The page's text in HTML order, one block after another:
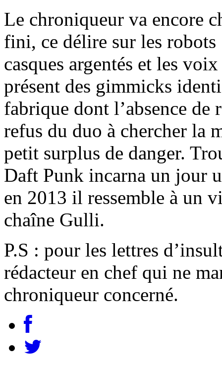
Le chroniqueur va encore
fini, ce délire sur les robots
casques argentés et les
présent des gimmicks
fabrique dont l’absence
refus du duo à chercher la
petit surplus de danger.
Daft Punk incarna un jour
en 2013 il ressemble à un
chaîne Gulli.
P.S : pour les lettres
rédacteur en chef qui ne
chroniqueur concerné.